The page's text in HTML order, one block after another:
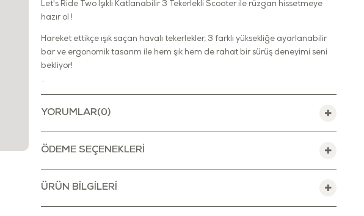
Let's Ride Two Işıklı Katlanabilir 3 Tekerlekli Scooter ile rüzgarı hissetmeye
hazır ol !
Hareket ettikçe ışık saçan havalı tekerlekler, 3 farklı yüksekliğe ayarlanabilir
bar ve ergonomik tasarım ile hem şık hem de rahat bir sürüş deneyimi seni
bekliyor!
Kauçuk kaydırmaz yüzey , fren pedalı , ayarlanabilir direksiyon yüksekliği
YORUMLAR(0)
ÖDEME SEÇENEKLERI
ÜRÜN BILGILERI